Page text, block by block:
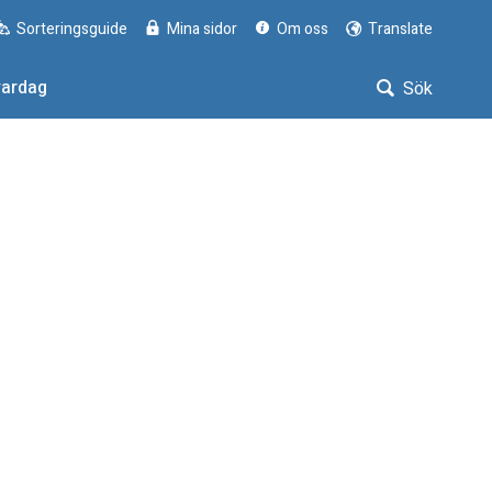
Sorteringsguide Mina sidor Om oss Translate
Sök